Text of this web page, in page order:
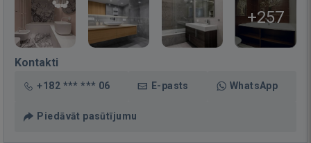
+257
Kontakti
+182 *** *** 06 E-pasts WhatsApp
Piedāvāt pasūtījumu